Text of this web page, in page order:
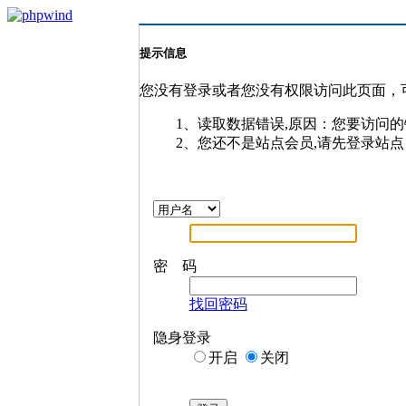
提示信息
您没有登录或者您没有权限访问此页面，
1、读取数据错误,原因：您要访问
2、您还不是站点会员,请先登录站点
密 码
找回密码
隐身登录
开启
关闭